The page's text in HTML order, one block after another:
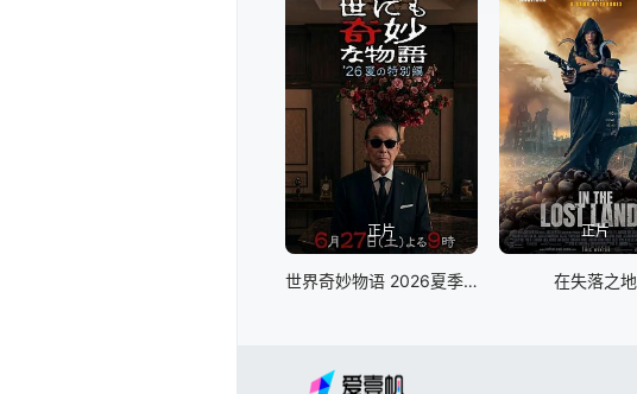
正片
世界奇妙物语 2026夏季特别篇
正片
在失落之地